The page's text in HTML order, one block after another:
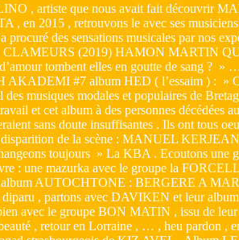
, artiste que nous avait fait découvrir
, en 2015 , retrouvons le avec ses
procuré des sensations musicales par nos
CLAMEURS (2019) HAMON MARTIN
tombent elles en goutte de sang ? »
#7 album HED ( l’essaim ) : »
des musiques modales et populaires de
et cet album à des personnes décédées
sans doute insuffisantes . Ils ont tous
disparition de la scène : MANUEL
toujours » La KBA . Ecoutons une
: une mazurka avec le groupe la
AUTOCHTONE : BERGERE A
diparu , partons avec DAVIKEN et leur
avec le groupe BON MATIN , issu de
, retour en Lorraine , … , heu pardon ,